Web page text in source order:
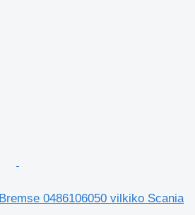
0486106050 vilkiko Scania